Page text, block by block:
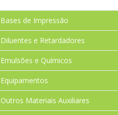
Bases de Impressão
Diluentes e Retardadores
Emulsões e Químicos
Equipamentos
Outros Materiais Auxiliares